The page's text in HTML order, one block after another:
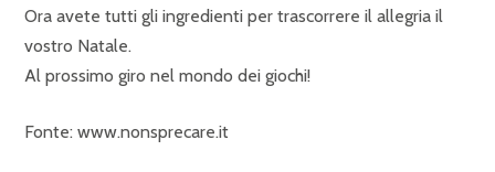
Ora avete tutti gli ingredienti per trascorrere il allegria il
vostro Natale.
Al prossimo giro nel mondo dei giochi!
Fonte: www.nonsprecare.it